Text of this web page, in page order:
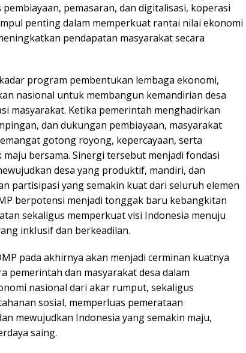
pemasaran, dan digitalisasi, koperasi
penting dalam memperkuat rantai nilai ekonomi
pendapatan masyarakat secara
program pembentukan lembaga ekonomi,
nasional untuk membangun kemandirian desa
masyarakat. Ketika pemerintah menghadirkan
dan dukungan pembiayaan, masyarakat
gotong royong, kepercayaan, serta
bersama. Sinergi tersebut menjadi fondasi
desa yang produktif, mandiri, dan
partisipasi yang semakin kuat dari seluruh elemen
berpotensi menjadi tonggak baru kebangkitan
sekaligus memperkuat visi Indonesia menuju
inklusif dan berkeadilan.
pada akhirnya akan menjadi cerminan kuatnya
pemerintah dan masyarakat desa dalam
nasional dari akar rumput, sekaligus
sosial, memperluas pemerataan
mewujudkan Indonesia yang semakin maju,
saing.